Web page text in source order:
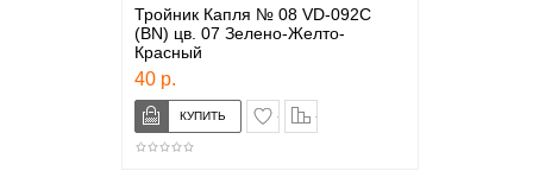
Тройник Капля № 08 VD-092C
(BN) цв. 07 Зелено-Желто-
Красный
40 р.
в закладки